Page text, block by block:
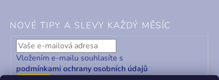
NOVÉ TIPY A SLEVY KAŽDÝ MĚSÍC
Vložením e-mailu souhlasíte s
podmínkami ochrany osobních údajů